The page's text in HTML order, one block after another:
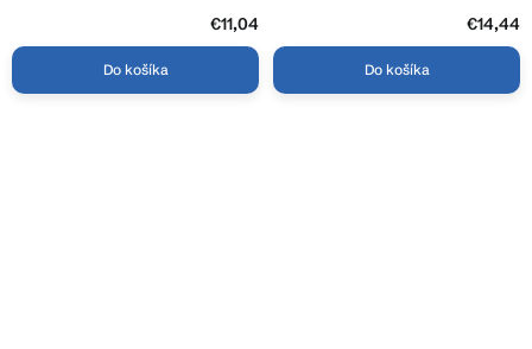
€11,04
Do košíka
€14,44
Do košíka